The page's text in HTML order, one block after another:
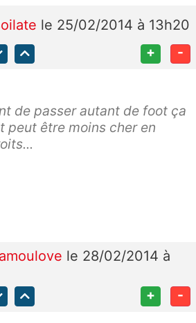
le 25/02/2014 à 13h20
+ -
de passer autant de foot ça
peut être moins cher en
le 28/02/2014 à
+ -